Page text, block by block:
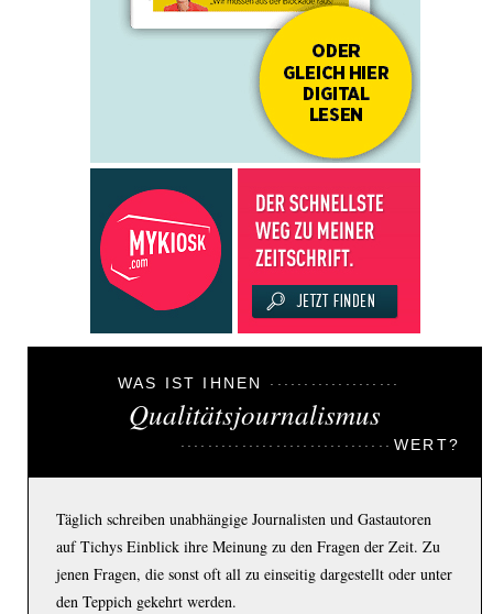
WAS IST IHNEN
Qualitätsjournalismus
WERT?
Täglich schreiben unabhängige Journalisten und Gastautoren
auf Tichys Einblick ihre Meinung zu den Fragen der Zeit. Zu
jenen Fragen, die sonst oft all zu einseitig dargestellt oder unter
den Teppich gekehrt werden.